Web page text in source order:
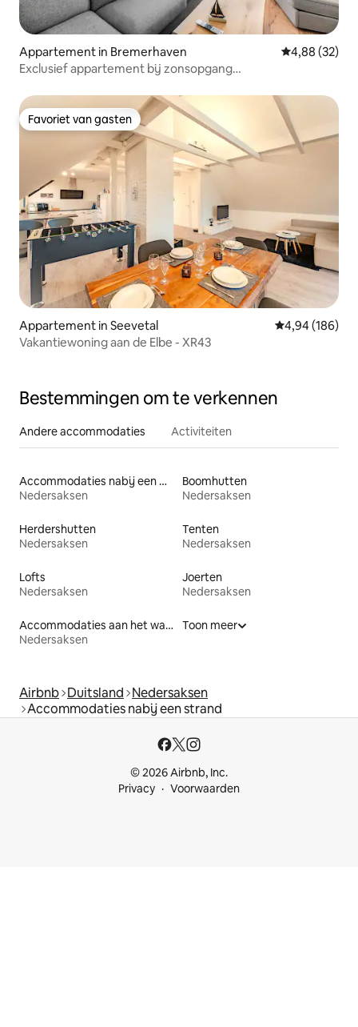
Appartement in Bremerhaven Gemiddelde
4,88 (32)
Exclusief appartement bij zonsopgang
Favoriet van gasten
Favoriet van gasten
Appartement in Seevetal Gemiddelde
4,94 (186)
Vakantiewoning aan de Elbe - XR43
Bestemmingen om te verkennen
Andere accommodaties Activiteiten
Accommodaties nabij een meer
Nedersaksen
Boomhutten
Nedersaksen
Herdershutten
Nedersaksen
Tenten
Nedersaksen
Lofts
Nedersaksen
Joerten
Nedersaksen
Accommodaties aan het water
Nedersaksen
Toon meer
Airbnb Duitsland Nedersaksen
Accommodaties nabij een strand
© 2026 Airbnb, Inc.
Privacy
Voorwaarden